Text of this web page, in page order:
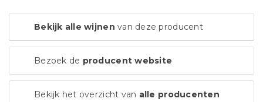
Bekijk alle wijnen van deze producent
Bezoek de producent website
Bekijk het overzicht van alle producenten